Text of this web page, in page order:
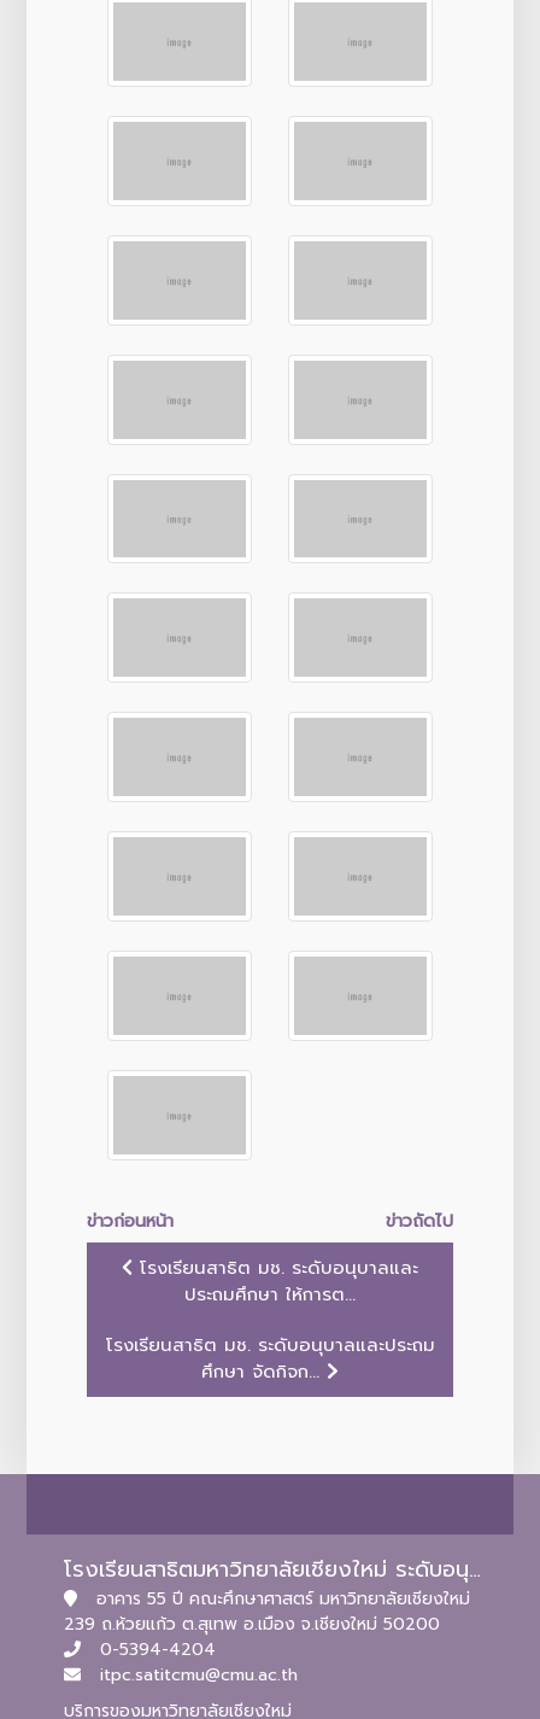
ข่าวก่อนหน้า
ข่าวถัดไป
โรงเรียนสาธิต มช. ระดับอนุบาลและ
ประถมศึกษา ให้การต...
โรงเรียนสาธิต มช. ระดับอนุบาลและประถม
ศึกษา จัดกิจก...
โรงเรียนสาธิตมหาวิทยาลัยเชียงใหม่ ระดับอนุบาลและประถมศึกษา
อาคาร 55 ปี คณะศึกษาศาสตร์ มหาวิทยาลัยเชียงใหม่
239 ถ.ห้วยแก้ว ต.สุเทพ อ.เมือง จ.เชียงใหม่ 50200
0-5394-4204
itpc.satitcmu@cmu.ac.th
บริการของมหาวิทยาลัยเชียงใหม่